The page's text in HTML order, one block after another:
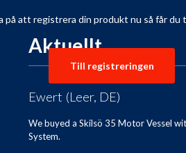
på att registrera din produkt nu så får
Till registreringen
Aktuellt
Ewert (Leer, DE)
We buyed a Skilsö 35 Motor Vessel
System.